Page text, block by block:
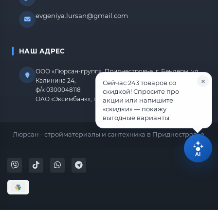
evgeniya.lursan@gmail.com
НАШ АДРЕС
ООО «Люрсан-групп», Приднестровье, г. Бендеры, ул.
Калинина 24,
ф/к 0300048118
ОАО «Эксимбанк», г.Бендеры, р/с 2212670000000818
Люрсан - стройматериалы и сантехника в Приднестровье.
Сейчас 243 товаров со
скидкой! Спросите про
акции или напишите
«скидки» — покажу
выгодные варианты.
AI